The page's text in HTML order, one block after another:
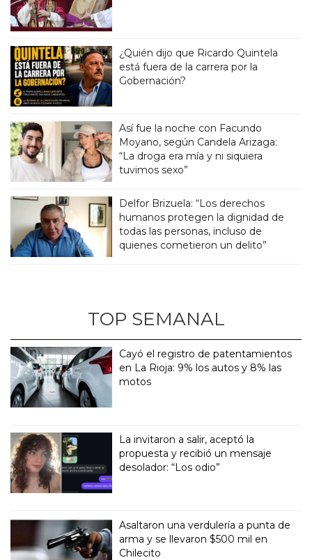
¿Quién dijo que Ricardo Quintela
está fuera de la carrera por la
Gobernación?
Así fue la noche con Facundo
Moyano, según Candela Arizaga:
“La droga era mía y ni siquiera
tuvimos sexo”
Delfor Brizuela: “Los derechos
humanos protegen la dignidad de
todas las personas, incluso de
quienes cometieron un delito”
TOP SEMANAL
Cayó el registro de patentamientos
en La Rioja: 9% los autos y 8% las
motos
La invitaron a salir, aceptó la
propuesta y recibió un mensaje
desolador: “Los odio”
Asaltaron una verdulería a punta de
arma y se llevaron $500 mil en
Chilecito